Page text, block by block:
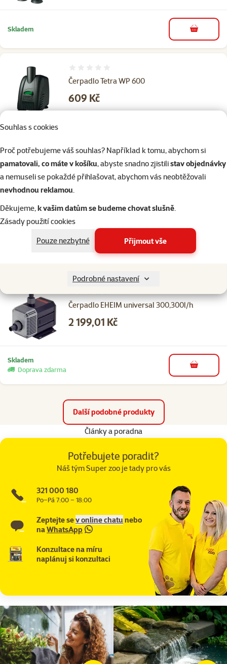
Souhlas s cookies
Proč potřebujeme váš souhlas? Například k tomu, abychom si
pamatovali, co máte v košíku, abyste snadno zjistilistav objednávky
a nemuseli se pokaždé přihlašovat, abychom vás neobtěžovali
nevhodnou reklamou.
Děkujeme,k vašim datům se budeme chovat slušně.
Zásady použití cookies
Pouze nezbytné
Přijmout vše
Podrobné nastavení
Skladem do košíku
Čerpadlo Tetra WP 600
Cena
609 Kč
Čerpadlo Tetra WP 1000
Hodnocení 0%
Cena
729 Kč
do košíku
Čerpadlo EHEIM universal 300,300l/h
Hodnocení 0%
Cena
2 199,01 Kč
Skladem
Doprava zdarma
do košíku
Další podobné produkty
Články a poradna
Potřebujete poradit?
Náš tým Super zoo je tady pro vás
321 000 180
Po–Pá 7:00 – 18:00
Zeptejte sev online chatu nebo
naWhatsApp
Konzultace na míru
naplánuj si konzultaci